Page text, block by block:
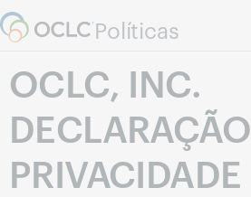
Skip to page
Políticas
OCLC, INC.
PRIVACIDADE